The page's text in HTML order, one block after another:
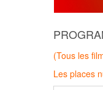
(Tous les
Les places